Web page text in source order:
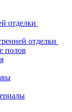
отделки
отделки
полов